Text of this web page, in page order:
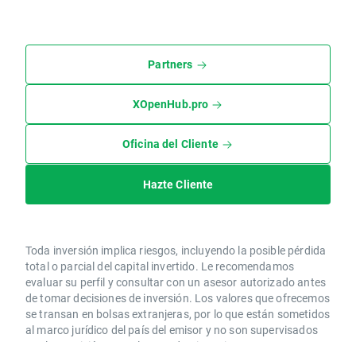
Partners
XOpenHub.pro
Oficina del Cliente
Hazte Cliente
Toda inversión implica riesgos, incluyendo la posible pérdida
total o parcial del capital invertido. Le recomendamos
evaluar su perfil y consultar con un asesor autorizado antes
de tomar decisiones de inversión. Los valores que ofrecemos
se transan en bolsas extranjeras, por lo que están sometidos
al marco jurídico del país del emisor y no son supervisados